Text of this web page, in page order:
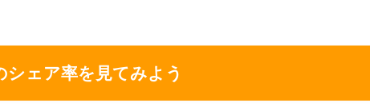
シェア率を見てみよう